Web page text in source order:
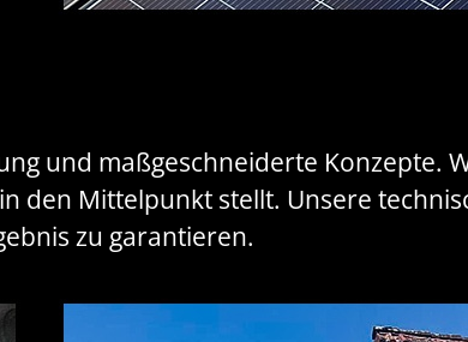
und maßgeschneiderte Konzepte.
den Mittelpunkt stellt. Unsere
zu garantieren.